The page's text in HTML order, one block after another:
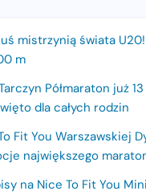
mistrzynią świata
m
Półmaraton już
dla całych rodzin
Fit You Warszawskiej
największego
na Nice To Fit You